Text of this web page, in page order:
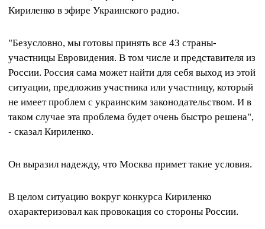
Кириленко в эфире Украинского радио.
"Безусловно, мы готовы принять все 43 страны-
участницы Евровидения. В том числе и представителя из
России. Россия сама может найти для себя выход из этой
ситуации, предложив участника или участницу, который
не имеет проблем с украинским законодательством. И в
таком случае эта проблема будет очень быстро решена",
- сказал Кириленко.
Он выразил надежду, что Москва примет такие условия.
В целом ситуацию вокруг конкурса Кириленко
охарактеризовал как провокация со стороны России.